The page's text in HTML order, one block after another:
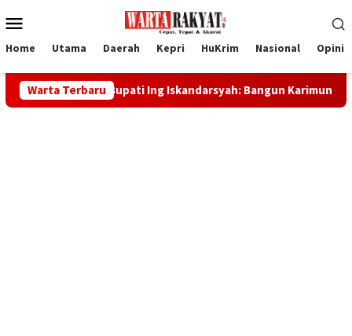
ke
Mobile
Home Utama Daerah Kepri HuKrim Nasional Opini
Warta Terbaru
RI, Bupati Ing Iskandarsyah: Bangun Karimun dengan